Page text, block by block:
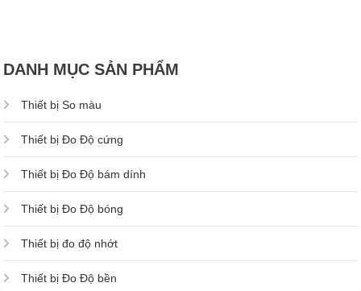
DANH MỤC SẢN PHẨM
Thiết bị So màu
Thiết bị Đo Độ cứng
Thiết bị Đo Độ bám dính
Thiết bị Đo Độ bóng
Thiết bị đo độ nhớt
Thiết bị Đo Độ bền